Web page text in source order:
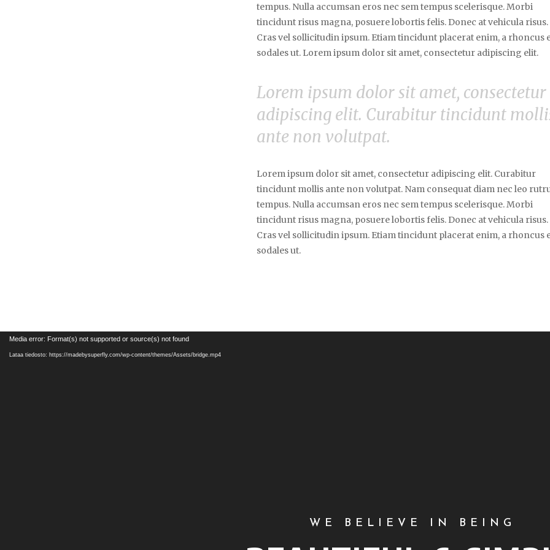
tempus. Nulla accumsan eros nec sem tempus scelerisque. Morbi
tincidunt risus magna, posuere lobortis felis. Donec at vehicula risus.
Cras vel sollicitudin ipsum. Etiam tincidunt placerat enim, a rhoncus
sodales ut. Lorem ipsum dolor sit amet, consectetur adipiscing elit.
Lorem ipsum dolor sit amet, consectetur
adipiscing elit. Curabitur tincidunt
ante non volutpat.
Lorem ipsum dolor sit amet, consectetur adipiscing elit. Curabitur
tincidunt mollis ante non volutpat. Nam consequat diam nec leo
tempus. Nulla accumsan eros nec sem tempus scelerisque. Morbi
tincidunt risus magna, posuere lobortis felis. Donec at vehicula risus.
Cras vel sollicitudin ipsum. Etiam tincidunt placerat enim, a rhoncus
sodales ut.
Videotoistin
Media error: Format(s) not supported or source(s) not found
Lataa tiedosto: https://madebysuperfly.com/wp-content/themes/Assets/bridge.mp4
WE BELIEVE IN BEING